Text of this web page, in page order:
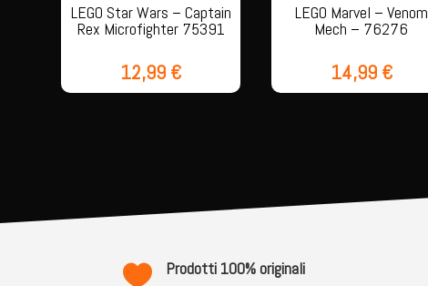
LEGO Star Wars – Captain
Rex Microfighter 75391
12,99 €
LEGO Marvel – Venom
Mech – 76276
14,99 €
 Prodotti 100% originali